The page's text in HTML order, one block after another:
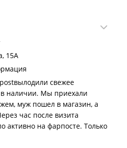
на вопрос что
телефон, сказали, что
прошла неделя,
у мастера, забрать его я не
его на точку, кормят
15А
свежее
наличии. Мы приехали
муж пошел в магазин, а
час после визита
активно на фарпосте. Только